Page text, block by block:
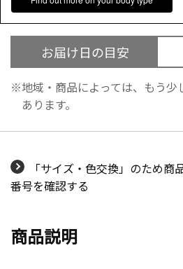
お届け日の目安
地域・商品によっては、もう
あります。
「サイズ・色交換」のため
番号を確認する
商品説明